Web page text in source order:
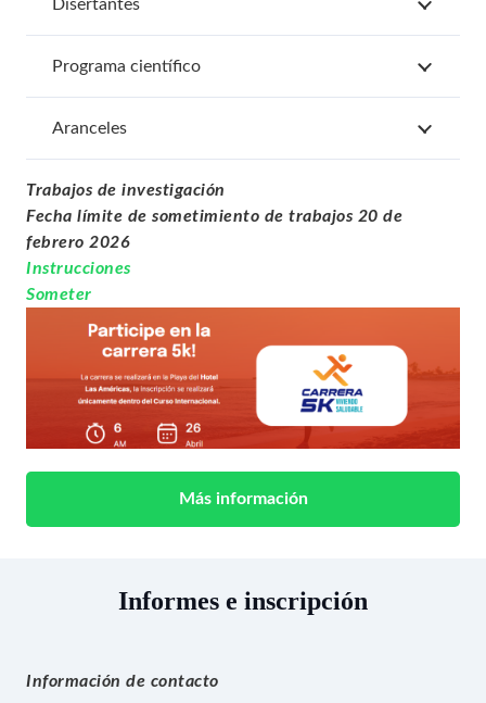
Disertantes
Programa científico
Aranceles
Trabajos de investigación
Fecha límite de sometimiento de trabajos 20 de
febrero 2026
Instrucciones
Someter
Más información
Informes e inscripción
Información de contacto